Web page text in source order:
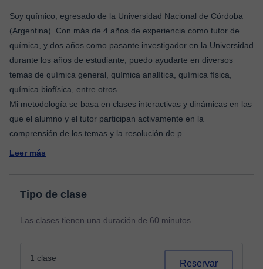
Soy químico, egresado de la Universidad Nacional de Córdoba
(Argentina). Con más de 4 años de experiencia como tutor de
química, y dos años como pasante investigador en la Universidad
durante los años de estudiante, puedo ayudarte en diversos
temas de química general, química analítica, química física,
química biofísica, entre otros.
Mi metodología se basa en clases interactivas y dinámicas en las
que el alumno y el tutor participan activamente en la
comprensión de los temas y la resolución de p
Leer más
Tipo de clase
Las clases tienen una duración de 60 minutos
1 clase
Reservar